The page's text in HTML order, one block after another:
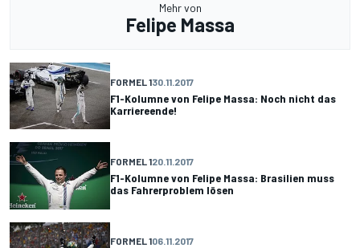
Mehr von
Felipe Massa
FORMEL 130.11.2017
F1-Kolumne von Felipe Massa: Noch nicht das
Karriereende!
FORMEL 120.11.2017
F1-Kolumne von Felipe Massa: Brasilien muss
das Fahrerproblem lösen
FORMEL 106.11.2017